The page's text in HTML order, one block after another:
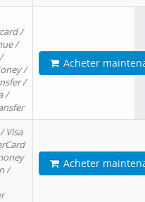
/
/
/
/
/
Acheter
Visa
/
Acheter